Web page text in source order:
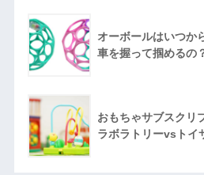
オーボールはいつか
車を握って掴めるの
おもちゃサブスクリ
ラボラトリーvsトイ